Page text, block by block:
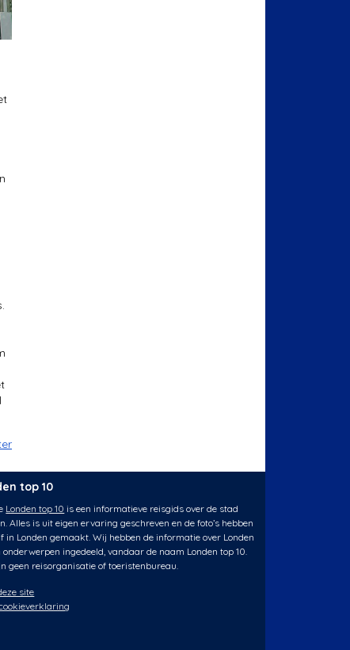
top 10
Londen top 10 is een informatieve reisgids over de stad
Alles is uit eigen ervaring geschreven en de foto’s hebben
in Londen gemaakt. Wij hebben de informatie over Londen
onderwerpen ingedeeld, vandaar de naam Londen top 10.
geen reisorganisatie of toeristenbureau.
site